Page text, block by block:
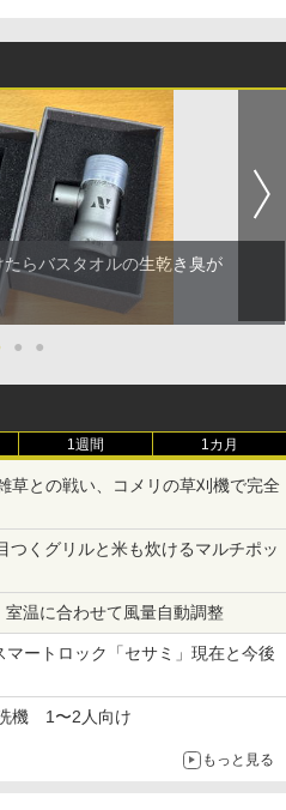
らバスタオルの生乾き臭が
● ●
1週間 1カ月
草との戦い、コメリの草刈機で完全
つくグリルと米も炊けるマルチポッ
温に合わせて風量自動調整
ートロック「セサミ」現在と今後
機 1〜2人向け
もっと見る